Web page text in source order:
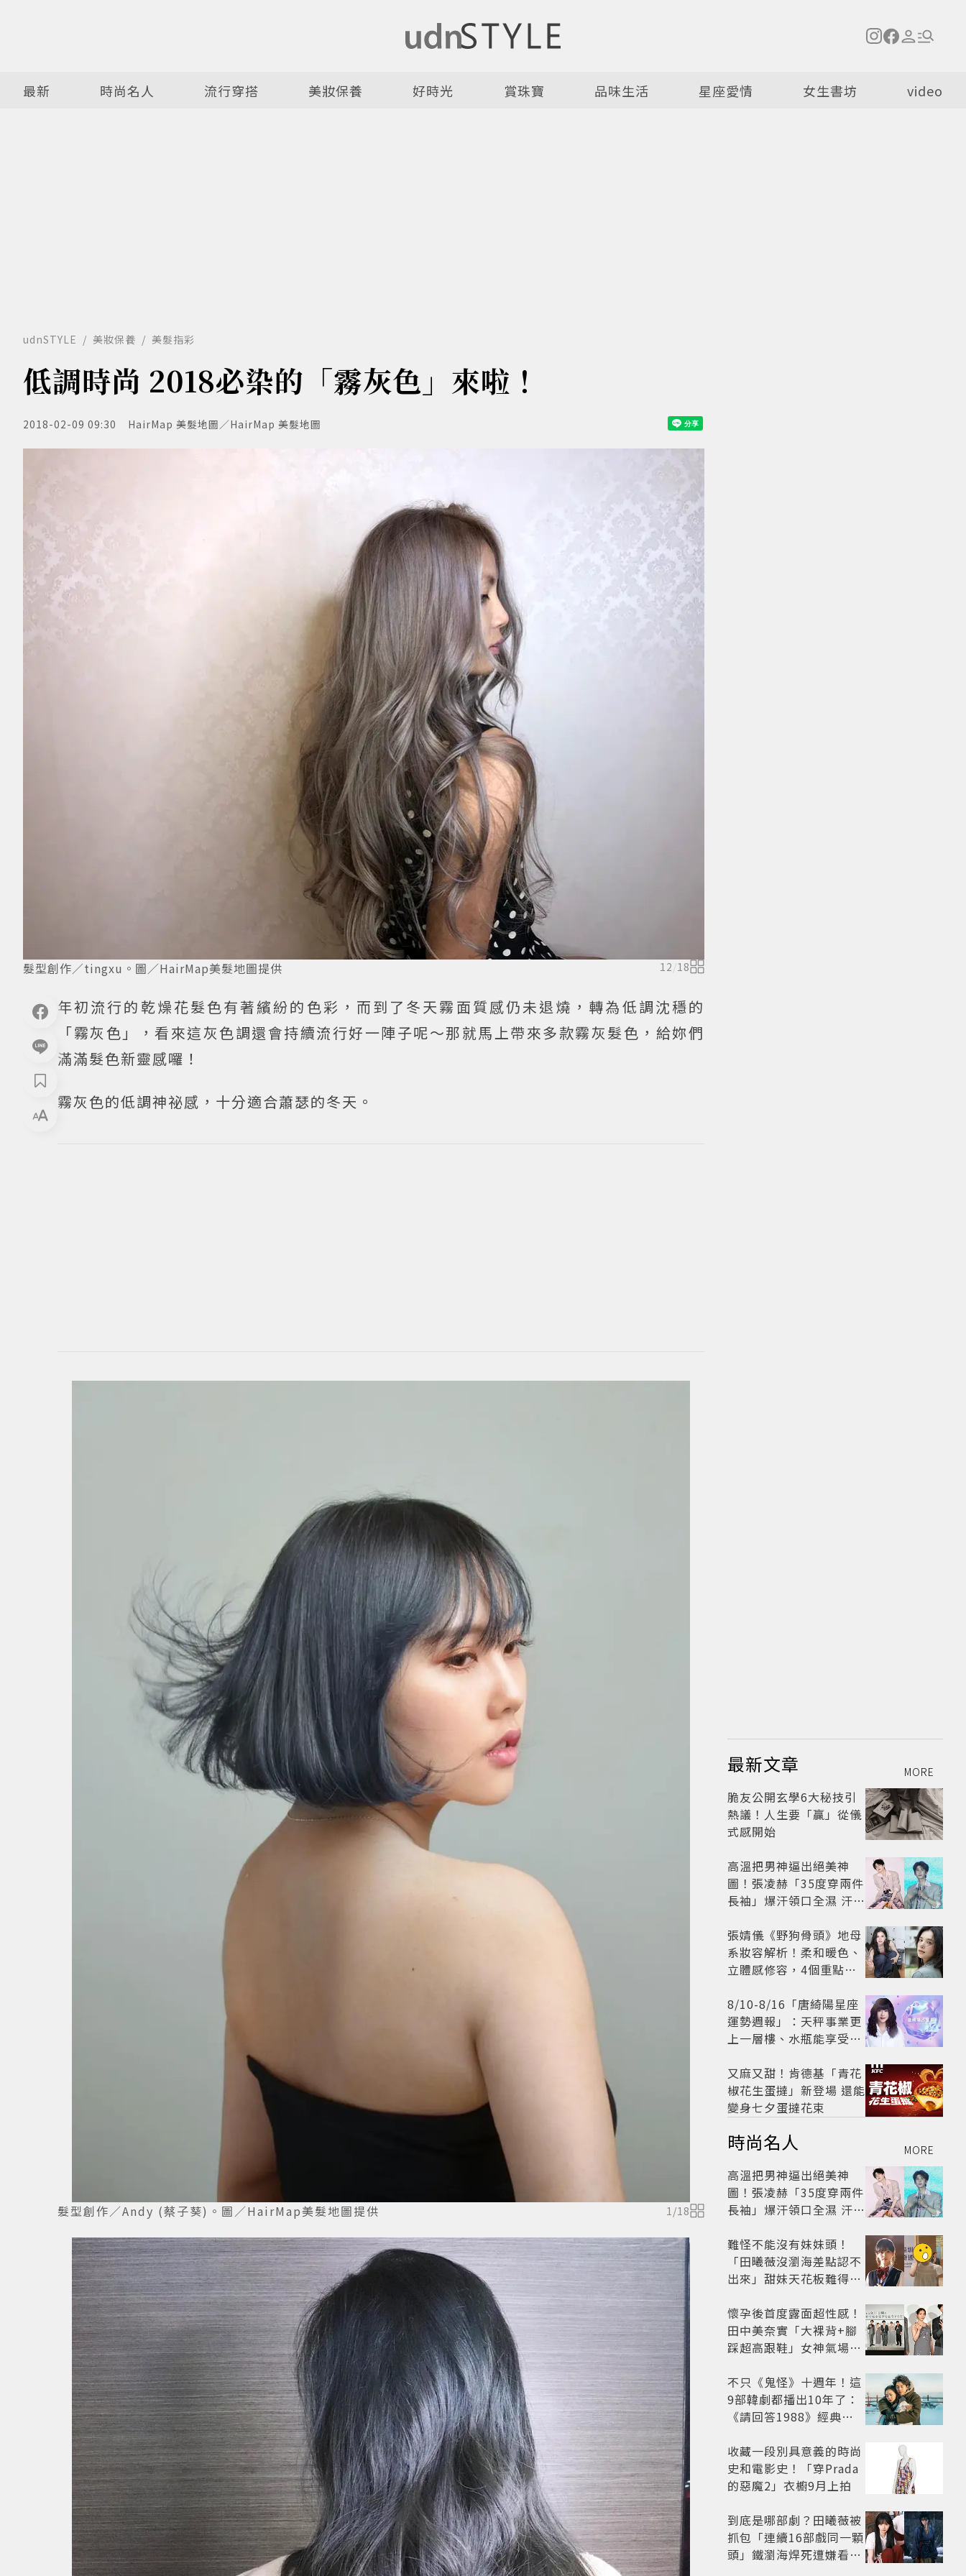
最新 時尚名人 流行穿搭 美妝保養 好時光 賞珠寶 品味生活 星座愛情 女生書坊 video
udnSTYLE 美妝保養 美髮指彩
低調時尚 2018必染的「霧灰色」來啦！
2018-02-09 09:30 HairMap 美髮地圖／HairMap 美髮地圖
髮型創作／tingxu。圖／HairMap美髮地圖提供 12/18
年初流行的乾燥花髮色有著繽紛的色彩，而到了冬天霧面質感仍未退燒，轉為低調沈穩的
「霧灰色」，看來這灰色調還會持續流行好一陣子呢～那就馬上帶來多款霧灰髮色，給妳們
滿滿髮色新靈感囉！
霧灰色的低調神祕感，十分適合蕭瑟的冬天。
髮型創作／Andy (蔡子葵)。圖／HairMap美髮地圖提供 1 /18
最新文章 MORE
脆友公開玄學6大秘技引
熱議！人生要「贏」從儀
式感開始
高溫把男神逼出絕美神
圖！張凌赫「35度穿兩件
長袖」爆汗領口全濕 汗珠
張婧儀《野狗骨頭》地母
系妝容解析！柔和暖色、
立體感修容，4個重點打
8/10-8/16「唐綺陽星座
運勢週報」：天秤事業更
上一層樓、水瓶能享受肉
三角關係
又麻又甜！肯德基「青花
椒花生蛋撻」新登場 還能
變身七夕蛋撻花束
時尚名人 MORE
高溫把男神逼出絕美神
圖！張凌赫「35度穿兩件
長袖」爆汗領口全濕 汗珠
難怪不能沒有妹妹頭！
「田曦薇沒瀏海差點認不
出來」甜妹天花板難得露
懷孕後首度露面超性感！
田中美奈實「大裸背+腳
踩超高跟鞋」女神氣場全
不只《鬼怪》十週年！這
9部韓劇都播出10年了：
《請回答1988》經典不
收藏一段別具意義的時尚
史和電影史！「穿Prada
的惡魔2」衣櫥9月上拍
到底是哪部劇？田曦薇被
抓包「連續16部戲同一顆
頭」鐵瀏海焊死遭嫌看膩